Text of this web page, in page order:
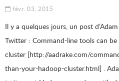
févr. 03, 2015
Il y a quelques jours, un post
Twitter : Command-line tools can
cluster [http://aadrake.com/
than-your-hadoop-cluster.html] .